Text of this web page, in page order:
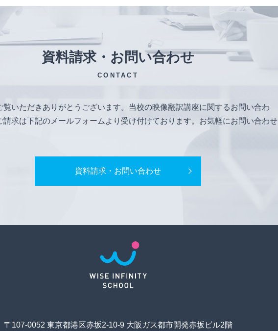
資料請求・お問い合わせ
CONTACT
覧いただきありがとうございます。当校の映像翻訳講座に関するお問い合わ
請求は下記のメールフォームより受け付けております。お気軽にお問い合わせ
資料請求・お問い合わせ
〒107-0052 東京都港区赤坂2-10-9 大阪ガス都市開発赤坂ビル2階